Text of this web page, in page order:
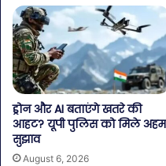
ड्रोन और AI बताएंगे खतरे की
आहट? यूपी पुलिस को मिले अहम
सुझाव
August 6, 2026